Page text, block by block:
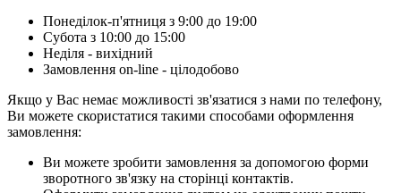
Понеділок-п'ятниця з 9:00 до 19:00
Субота з 10:00 до 15:00
Неділя - вихідний
Замовлення on-line - цілодобово
Якщо у Вас немає можливості зв'язатися з нами по телефону,
Ви можете скористатися такими способами оформлення
замовлення:
Ви можете зробити замовлення за допомогою форми
зворотного зв'язку на сторінці контактів.